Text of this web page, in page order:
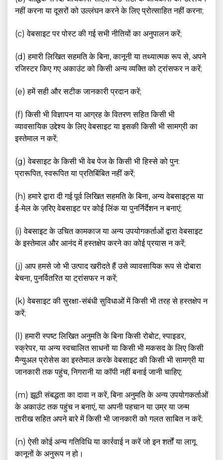
नहीं करना या दूसरों को उल्लंघन करने के लिए प्रोत्साहित नहीं करना;
(c) वेबसाइट पर पोस्ट की गई सभी नीतियों का अनुपालन करें;
(d) हमारी लिखित सहमति के बिना, कानूनी या तथ्यात्मक रूप से, अपने
रजिस्टर किए गए अकाउंट को किसी अन्य व्यक्ति को ट्रांसफर न करें;
(e) हमें सही और सटीक जानकारी प्रदान करें;
(f) किसी भी विज्ञापन या आग्रह के वितरण सहित किसी भी
व्यावसायिक उद्देश्य के लिए वेबसाइट या इसकी किसी भी सामग्री का
इस्तेमाल न करें;
(g) वेबसाइट के किसी भी वेब पेज के किसी भी हिस्से को पुन:
प्रारूपित, स्वरूपित या प्रतिबिंबित नहीं करें;
(h) हमारे द्वारा दी गई पूर्व लिखित सहमति के बिना, अन्य वेबसाइट्स या
ई-मेल के ज़रिए वेबसाइट पर कोई लिंक या पुनर्निर्देशन न बनाएं;
(i) वेबसाइट के उचित कामकाज या अन्य उपयोगकर्ताओं द्वारा वेबसाइट
के इस्तेमाल और आनंद में हस्तक्षेप करने का कोई प्रयास न करें;
(j) आप हमसे जो भी उत्पाद खरीदते हैं उसे व्यावसायिक रूप से दोबारा
बेचना, पुनर्वितरित या ट्रांसफर न करें;
(k) वेबसाइट की सुरक्षा-संबंधी सुविधाओं में किसी भी तरह से हस्तक्षेप न
करें;
(l) हमारी स्पष्ट लिखित अनुमति के बिना किसी रोबोट, स्पाइडर,
स्क्रेपर, या अन्य स्वचालित साधनों या किसी भी मकसद के लिए किसी
मैन्युअल प्रोसेस का इस्तेमाल करके वेबसाइट की किसी भी सामग्री या
जानकारी तक पहुंच, निगरानी या कॉपी नहीं बनाई जानी चाहिए;
(m) झूठी संबद्धता का दावा न करें, बिना अनुमति के अन्य उपयोगकर्ताओं
के अकाउंट तक पहुंच न बनाएं, या अपनी पहचान या उम्र या जन्म
तारीख सहित अपने बारे में किसी भी जानकारी को गलत साबित न करें;
(n) ऐसी कोई अन्य गतिविधि या कार्रवाई न करें जो इन शर्तों या लागू
कानूनों के अनुरूप न हो।